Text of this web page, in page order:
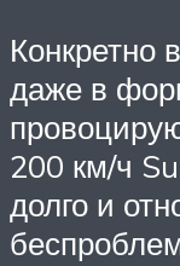
Конкретно
даже в
200 км/ч
долго и